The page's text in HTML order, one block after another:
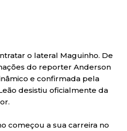
o lateral Maguinho. De
do reporter Anderson
e confirmada pela
desistiu oficialmente da
começou a sua carreira no